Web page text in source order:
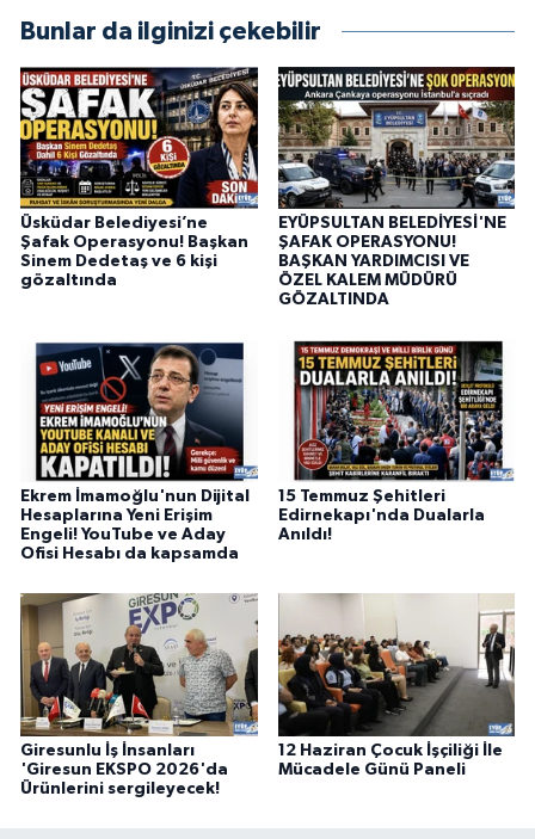
Bunlar da ilginizi çekebilir
Üsküdar Belediyesi’ne
Şafak Operasyonu! Başkan
Sinem Dedetaş ve 6 kişi
gözaltında
EYÜPSULTAN BELEDİYESİ'NE
ŞAFAK OPERASYONU!
BAŞKAN YARDIMCISI VE
ÖZEL KALEM MÜDÜRÜ
GÖZALTINDA
Ekrem İmamoğlu'nun Dijital
Hesaplarına Yeni Erişim
Engeli! YouTube ve Aday
Ofisi Hesabı da kapsamda
15 Temmuz Şehitleri
Edirnekapı'nda Dualarla
Anıldı!
Giresunlu İş İnsanları
'Giresun EKSPO 2026'da
Ürünlerini sergileyecek!
12 Haziran Çocuk İşçiliği İle
Mücadele Günü Paneli